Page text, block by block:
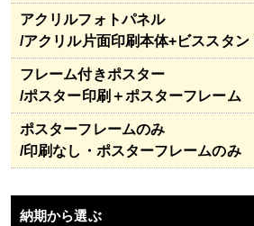
アクリルフォトパネル
/アクリル片面印刷本体+ビススタン
フレーム付きポスター
/ポスター印刷＋ポスターフレーム
ポスターフレームのみ
/印刷なし・ポスターフレームのみ
納期から選ぶ